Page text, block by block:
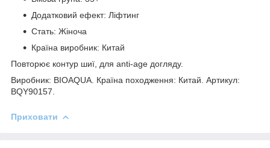
Додатковий ефект: Ліфтинг
Стать: Жіноча
Країна виробник: Китай
Повторює контур шиї, для anti-age догляду.
Виробник: BIOAQUA. Країна походження: Китай. Артикул:
BQY90157.
Приховати